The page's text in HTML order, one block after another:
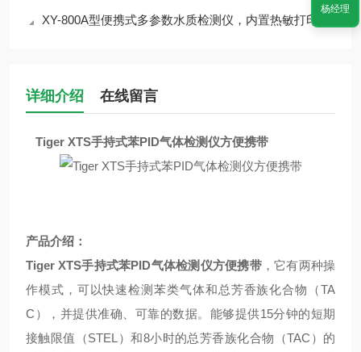
XY-800A型便携式多参数水质检测仪，内置热敏打印机，授时定位
详细介绍 在线留言
Tiger XTS手持式苯PID气体检测仪方便携带
产品介绍 ：
Tiger XTS手持式苯PID气体检测仪方便携带，它有两种操
作模式，可以快速检测苯类气体和总芳香族化合物（TA
C），并提供准确、可靠的数据。能够提供15分钟的短期
接触限值（STEL）和8小时的总芳香族化合物（TAC）的
杨经理